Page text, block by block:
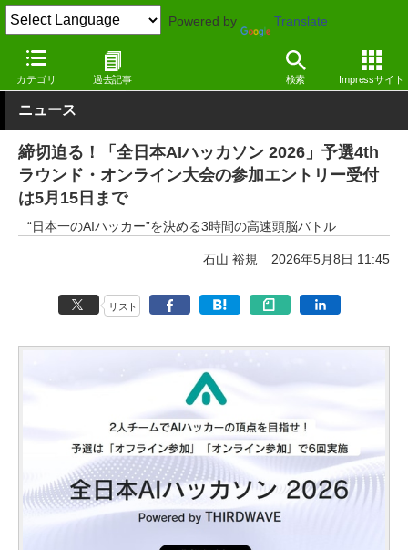
Powered by Translate
カテゴリ 過去記事 検索 Impressサイト
窓の杜 イベント
ニュース
締切迫る！「全日本AIハッカソン 2026」予選4th
ラウンド・オンライン大会の参加エントリー受付
は5月15日まで
“日本一のAIハッカー”を決める3時間の高速頭脳バトル
石山 裕規 2026年5月8日 11:45
リスト